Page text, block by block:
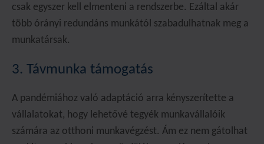
csak egyszer kell elmenteni a rendszerbe. Ezáltal akár
több órányi redundáns munkától szabadulhatnak meg a
munkatársak.
3. Távmunka támogatás
A pandémiához való adaptáció arra kényszerítette a
vállalatokat, hogy lehetővé tegyék munkavállalóik
számára az otthoni munkavégzést. Ám ez nem gátolhat